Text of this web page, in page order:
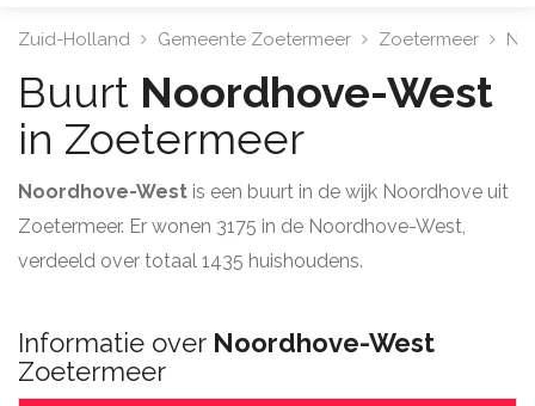
Zuid-Holland Gemeente Zoetermeer Zoetermeer
Buurt Noordhove-West
in Zoetermeer
Noordhove-West is een buurt in de wijk Noordhove uit
Zoetermeer. Er wonen 3175 in de Noordhove-West,
verdeeld over totaal 1435 huishoudens.
Informatie over Noordhove-West
Zoetermeer